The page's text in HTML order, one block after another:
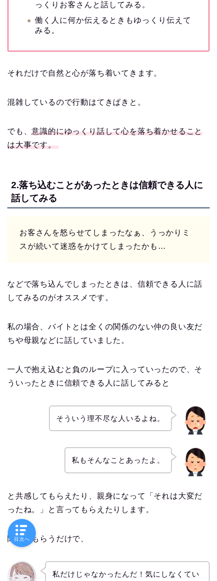
っくりお客さんと話してみる。
働く人に何か伝えるときもゆっくり伝えて
みる。
それだけで自然と心が落ち着いてきます。
混雑しているので行動はてきぱきと。
でも、意識的にゆっくり話して心を落ち着かせること
は大事です。
2.落ち込むことがあったときは信頼できる人に
話してみる
お客さんを怒らせてしまったなぁ、うっかりミ
スが続いて迷惑をかけてしまったかも…
などで落ち込んでしまったときは、信頼できる人に話
してみるのがオススメです。
私の場合、バイトとは全くの関係のない仲の良い友だ
ちや母親などに話していました。
一人で抱え込むと負のループに入っていったので、そ
ういったときに信頼できる人に話してみると
そういう理不尽な人いるよね。
私もそんなことあったよ。
と共感してもらえたり、親身になって「それは大変だ
ったね。」と言ってもらえたりします。
聞いてもらうだけで、
私だけじゃなかったんだ！気にしなくてい
目次へ